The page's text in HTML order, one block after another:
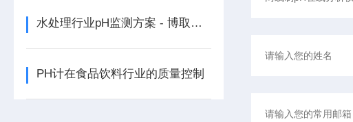
水处理行业pH监测方案 - 博取仪器助力污水处理厂精准控制
PH计在食品饮料行业的质量控制